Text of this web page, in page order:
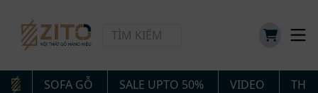
SOFA GỖ SALE UPTO 50% VIDEO